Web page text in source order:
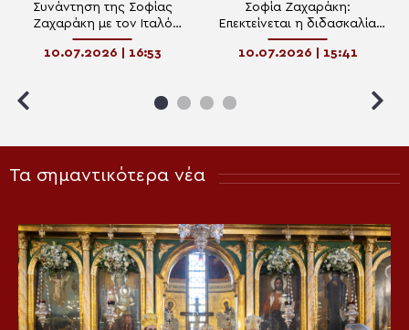
Συνάντηση της Σοφίας
Ζαχαράκη με τον Ιταλό
Υπουργό Παιδείας στο
Κέντρο Καινοτομίας της
επαγγελματική εκπαίδευση
10.07.2026 | 16:53
Σοφία Ζαχαράκη:
Επεκτείνεται η διδασκαλία
κολύμβησης και στην Δ΄
Δημοτικού
10.07.2026 | 15:41
Τα σημαντικότερα νέα